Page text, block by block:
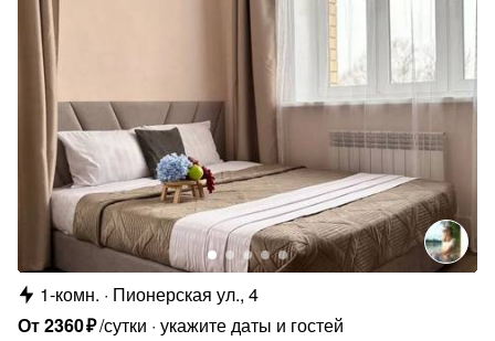
1-комн.
Пионерская ул., 4
От2360₽/сутки укажите даты и гостей